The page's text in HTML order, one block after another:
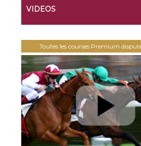
VIDEOS
Toutes les courses Premium